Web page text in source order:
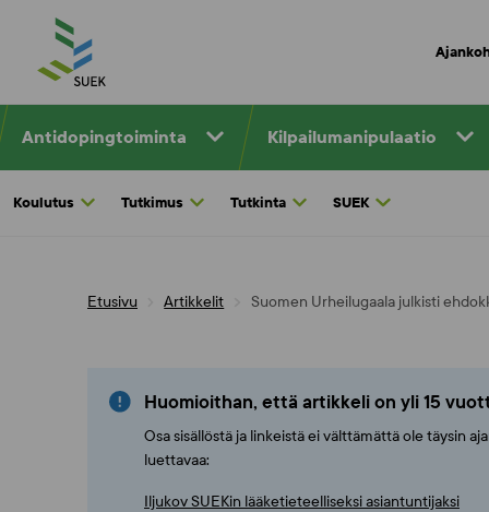
content
Antidopingtoiminta Kilpailumanipulaatio
Koulutus Tutkimus Tutkinta SUEK
Etusivu Artikkelit Suomen Urheilugaala julkisti
Huomioithan, että artikkeli on yli 15
Osa sisällöstä ja linkeistä ei välttämättä ole täysin
luettavaa:
Iljukov SUEKin lääketieteelliseksi asiantuntijaksi